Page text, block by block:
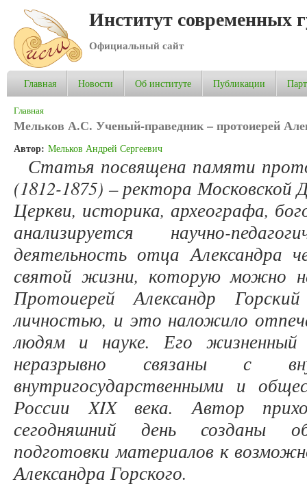
Институт современных
Официальный сайт
Главная Новости Об институте Публикации
Вы здесь
Главная
Мельков А.С. Ученый-праведник – протоиерей
Автор: Мельков Андрей Сергеевич
Статья посвящена памяти
(1812-1875) – ректора Московской
Церкви, историка, археографа,
анализируется научно-
деятельность отца Александра
святой жизни, которую можно
Протоиерей Александр
личностью, и это наложило
людям и науке. Его жизненный
неразрывно связаны с
внутригосударственными и
России XIX века. Автор
сегодняшний день созданы
подготовки материалов к
Александра Горского.